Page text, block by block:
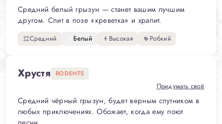
Средний белый грызун — станет вашим лучшим
другом. Спит в позе «креветка» и храпит.
Средний Белый Высокая Робкий
Хрустя RODENTS
Придумать своё
Средний чёрный грызун, будет верным спутником в
любых приключениях. Обожает, когда ему поют